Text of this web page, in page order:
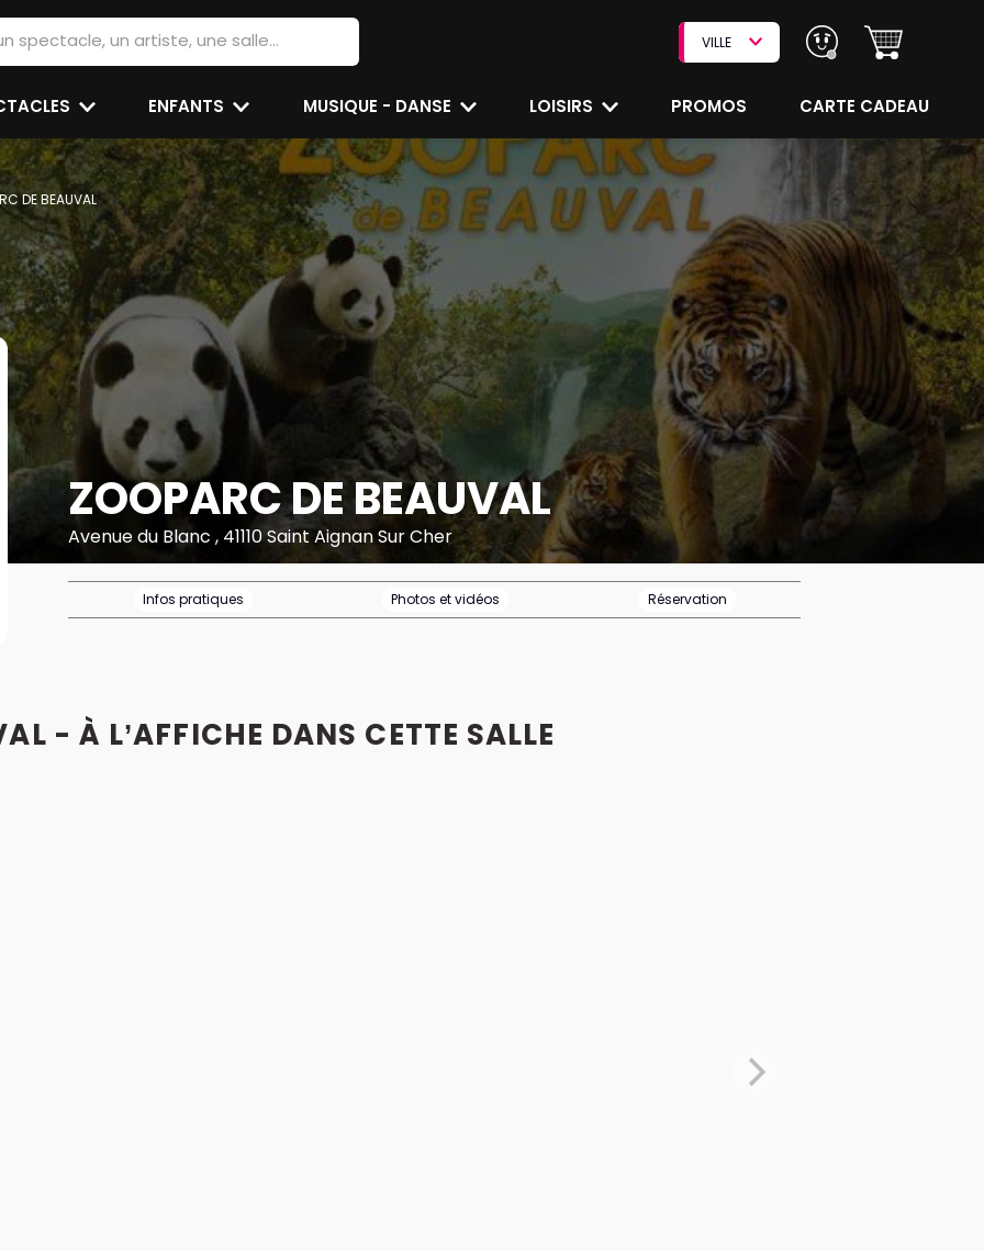
VILLE
ENFANTS MUSIQUE - DANSE LOISIRS PROMOS CARTE CADEAU
DE BEAUVAL
ZOOPARC DE BEAUVAL
Avenue du Blanc , 41110 Saint Aignan Sur Cher
Infos pratiques Photos et vidéos Réservation
- À L’AFFICHE DANS CETTE SALLE